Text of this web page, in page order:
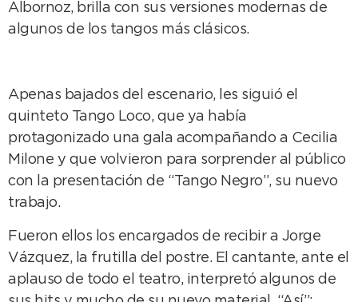
Albornoz, brilla con sus versiones modernas de
algunos de los tangos más clásicos.
Apenas bajados del escenario, les siguió el
quinteto Tango Loco, que ya había
protagonizado una gala acompañando a Cecilia
Milone y que volvieron para sorprender al público
con la presentación de “Tango Negro”, su nuevo
trabajo.
Fueron ellos los encargados de recibir a Jorge
Vázquez, la frutilla del postre. El cantante, ante el
aplauso de todo el teatro, interpretó algunos de